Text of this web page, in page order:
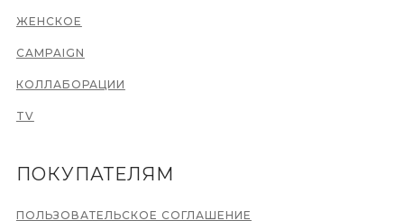
ЖЕНСКОЕ
CAMPAIGN
КОЛЛАБОРАЦИИ
ПОЛЬЗОВАТЕЛЬСКОЕ СОГЛАШЕНИЕ
ПОКУПАТЕЛЯМ
TV